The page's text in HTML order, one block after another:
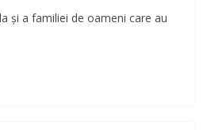
și a familiei de oameni care au